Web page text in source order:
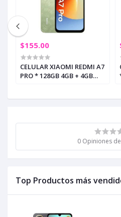
0 Opiniones
Top Productos más
$155.00
CELULAR XIAOMI REDMI A7
PRO * 128GB 4GB + 4GB